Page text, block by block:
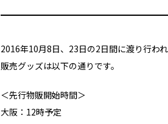
2016年10月8日、23日の2日間に渡り行わ
販売グッズは以下の通りです。
＜先行物販開始時間＞
大阪：12時予定